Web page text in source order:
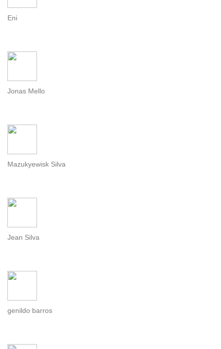
Eni
Jonas Mello
Mazukyewisk Silva
Jean Silva
genildo barros